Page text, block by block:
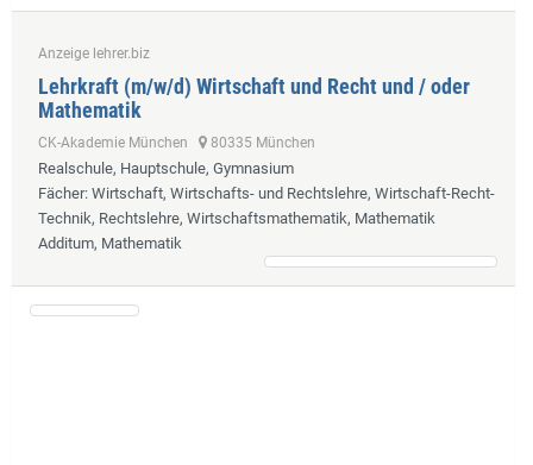
Anzeige lehrer.biz
Lehrkraft (m/w/d) Wirtschaft und Recht und / oder
Mathematik
CK-Akademie München 80335 München
Realschule, Hauptschule, Gymnasium
Fächer: Wirtschaft, Wirtschafts- und Rechtslehre, Wirtschaft-Recht-
Technik, Rechtslehre, Wirtschaftsmathematik, Mathematik
Additum, Mathematik